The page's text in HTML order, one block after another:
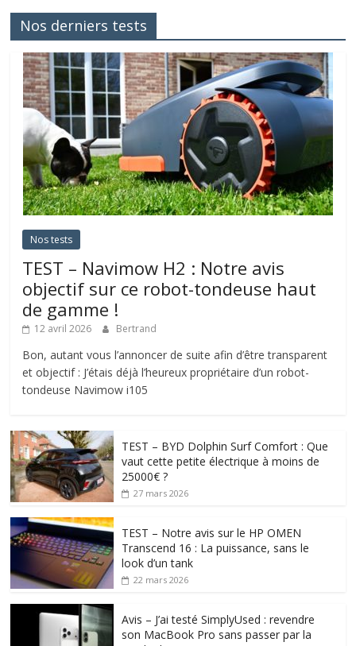
Nos derniers tests
Nos tests
TEST – Navimow H2 : Notre avis
objectif sur ce robot-tondeuse haut
de gamme !
12 avril 2026 Bertrand
Bon, autant vous l’annoncer de suite afin d’être transparent
et objectif : J’étais déjà l’heureux propriétaire d’un robot-
tondeuse Navimow i105
TEST – BYD Dolphin Surf Comfort : Que
vaut cette petite électrique à moins de
25000€ ?
27 mars 2026
TEST – Notre avis sur le HP OMEN
Transcend 16 : La puissance, sans le
look d’un tank
22 mars 2026
Avis – J’ai testé SimplyUsed : revendre
son MacBook Pro sans passer par la